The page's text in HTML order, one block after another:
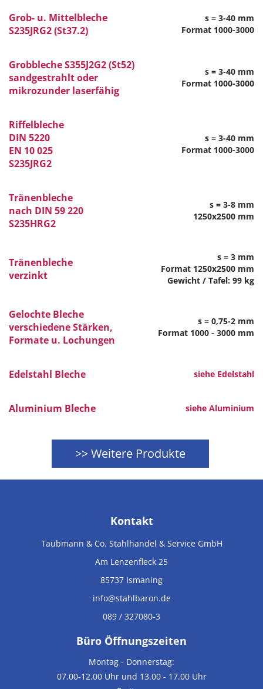
Grob- u. Mittelbleche
S235JRG2 (St37.2)
s = 3-40 mm
Format 1000-3000
Grobbleche S355J2G2 (St52)
sandgestrahlt oder
mikrozunder laserfähig
s = 3-40 mm
Format 1000-3000
Riffelbleche
DIN 5220
EN 10 025
S235JRG2
s = 3-40 mm
Format 1000-3000
Tränenbleche
nach DIN 59 220
S235HRG2
s = 3-8 mm
1250x2500 mm
Tränenbleche
verzinkt
s = 3 mm
Format 1250x2500 mm
Gewicht / Tafel: 99 kg
Gelochte Bleche
verschiedene Stärken,
Formate u. Lochungen
s = 0,75-2 mm
Format 1000 - 3000 mm
Edelstahl Bleche siehe Edelstahl
Aluminium Bleche siehe Aluminium
>> Weitere Produkte
Kontakt
Taubmann & Co. Stahlhandel & Service GmbH
Am Lenzenfleck 25
85737 Ismaning
info@stahlbaron.de
089 / 327080-3
Büro Öffnungszeiten
Montag - Donnerstag:
07.00-12.00 Uhr und 13.00 - 17.00 Uhr